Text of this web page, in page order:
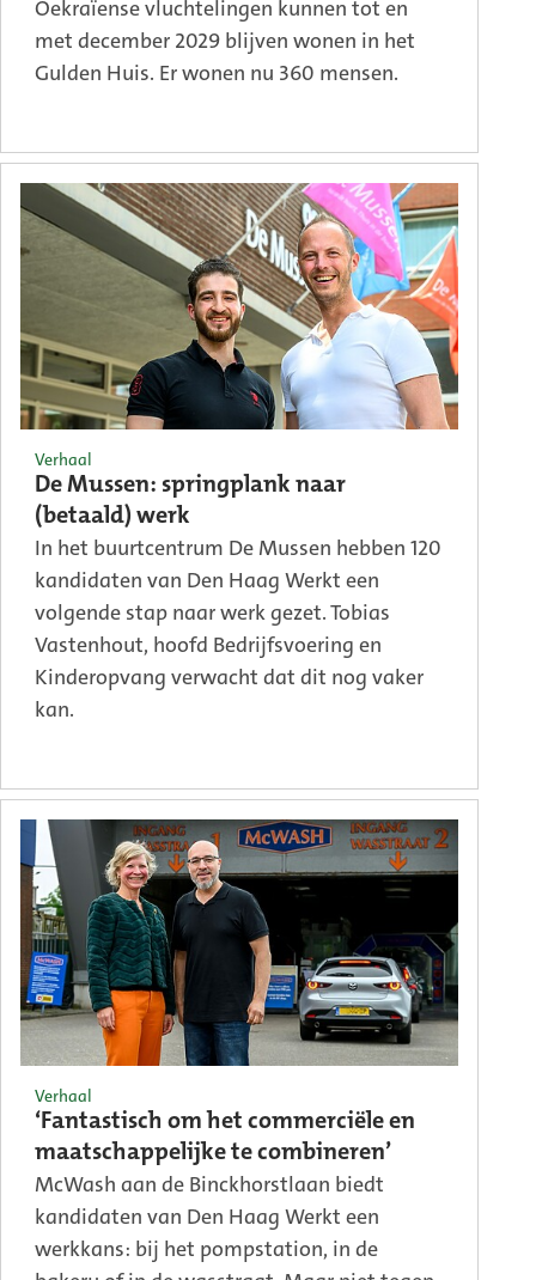
Oekraïense vluchtelingen kunnen tot en
met december 2029 blijven wonen in het
Gulden Huis. Er wonen nu 360 mensen.
De Mussen: springplank naar
(betaald) werk
Verhaal
In het buurtcentrum De Mussen hebben 120
kandidaten van Den Haag Werkt een
volgende stap naar werk gezet. Tobias
Vastenhout, hoofd Bedrijfsvoering en
Kinderopvang verwacht dat dit nog vaker
kan.
‘Fantastisch om het commerciële en
maatschappelijke te combineren’
Verhaal
McWash aan de Binckhorstlaan biedt
kandidaten van Den Haag Werkt een
werkkans: bij het pompstation, in de